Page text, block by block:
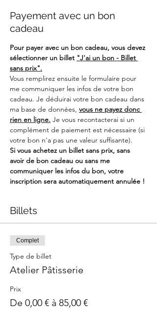
Payement avec un bon
cadeau
Pour payer avec un bon cadeau, vous devez
sélectionner un billet "J'ai un bon - Billet
sans prix".
Vous remplirez ensuite le formulaire pour
me communiquer les infos de votre bon
cadeau. Je déduirai votre bon cadeau dans
ma base de données, vous ne payez donc
rien en ligne. Je vous recontacterai si un
complément de paiement est nécessaire (si
votre bon n'a pas une valeur suffisante).
Si vous achetez un billet sans prix, sans
avoir de bon cadeau ou sans me
communiquer les infos du bon, votre
inscription sera automatiquement annulée !
Billets
Complet
Type de billet
Atelier Pâtisserie
Prix
De 0,00 € à 85,00 €